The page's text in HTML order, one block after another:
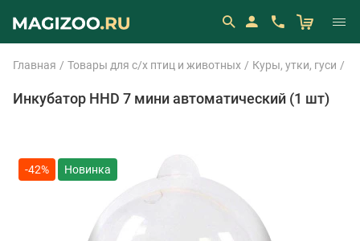
Главная Товары для с/х птиц и животных Куры, утки, гуси
Инкубатор HHD 7 мини автоматический (1 шт)
-42%